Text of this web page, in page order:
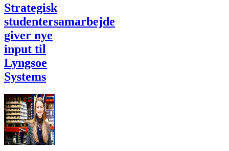
Strategisk
studentersamarbejde
giver nye
input til
Lyngsoe
Systems